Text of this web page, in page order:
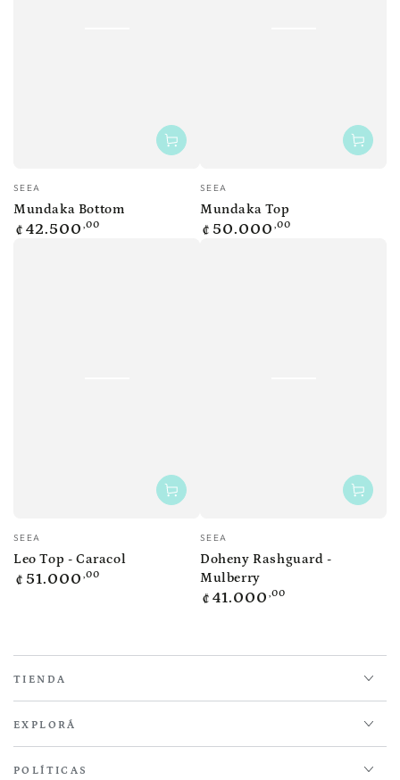
Vendedor:
SEEA
Mundaka Bottom
Precio
₡ 42.500 ,00
Vendedor:
SEEA
Mundaka Top
Precio
₡ 50.000 ,00
Vendedor:
SEEA
Leo Top - Caracol
Precio
₡ 51.000 ,00
Vendedor:
SEEA
Doheny Rashguard -
Mulberry
Precio
₡ 41.000 ,00
TIENDA
EXPLORÁ
POLÍTICAS